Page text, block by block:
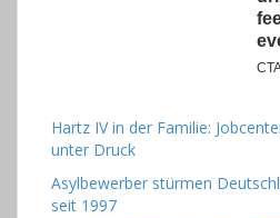
Hartz IV in der Familie:
unter Druck
Asylbewerber stürmen
seit 1997